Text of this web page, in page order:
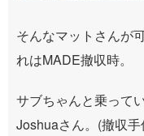
そんなマットさんが
れはMADE撤収時。
サブちゃんと乗って
Joshuaさん。(撤収